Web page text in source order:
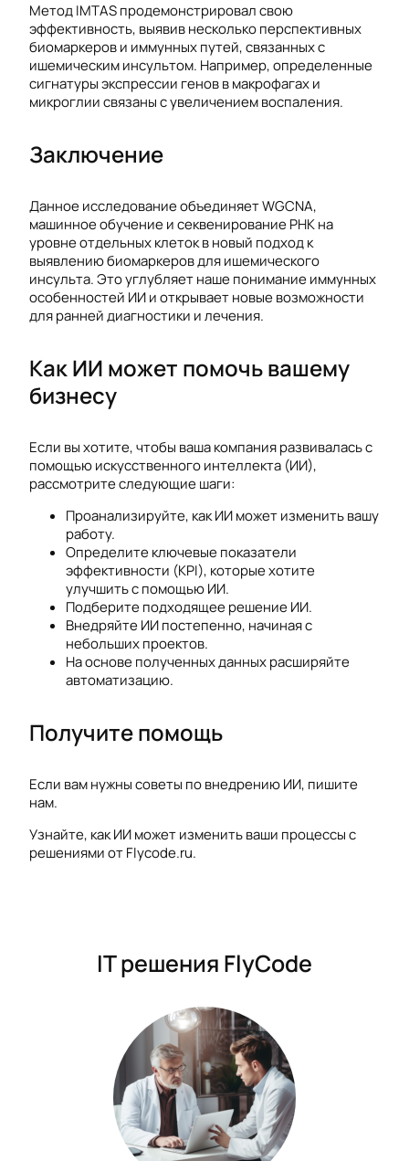
Метод IMTAS продемонстрировал свою
эффективность, выявив несколько перспективных
биомаркеров и иммунных путей, связанных с
ишемическим инсультом. Например, определенные
сигнатуры экспрессии генов в макрофагах и
микроглии связаны с увеличением воспаления.
Заключение
Данное исследование объединяет WGCNA,
машинное обучение и секвенирование РНК на
уровне отдельных клеток в новый подход к
выявлению биомаркеров для ишемического
инсульта. Это углубляет наше понимание иммунных
особенностей ИИ и открывает новые возможности
для ранней диагностики и лечения.
Как ИИ может помочь вашему
бизнесу
Если вы хотите, чтобы ваша компания развивалась с
помощью искусственного интеллекта (ИИ),
рассмотрите следующие шаги:
Проанализируйте, как ИИ может изменить вашу
работу.
Определите ключевые показатели
эффективности (KPI), которые хотите
улучшить с помощью ИИ.
Подберите подходящее решение ИИ.
Внедряйте ИИ постепенно, начиная с
небольших проектов.
На основе полученных данных расширяйте
автоматизацию.
Получите помощь
Если вам нужны советы по внедрению ИИ, пишите
нам.
Узнайте, как ИИ может изменить ваши процессы с
решениями от Flycode.ru.
IT решения FlyCode